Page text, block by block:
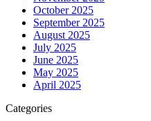
October 2025
September 2025
August 2025
July 2025
June 2025
May 2025
April 2025
Categories